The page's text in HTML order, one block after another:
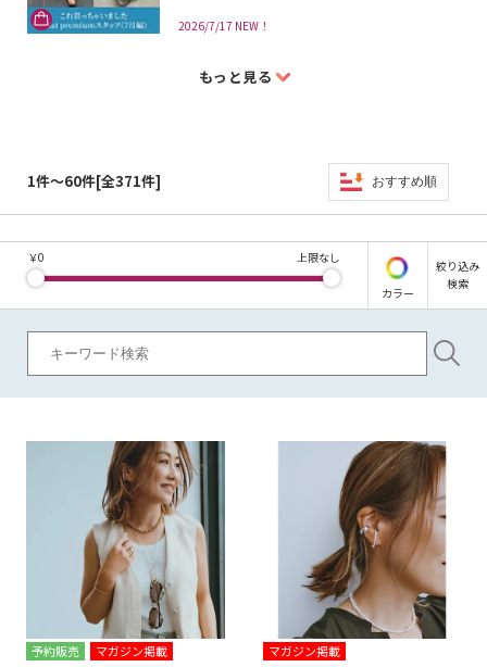
2026/7/17 NEW！
もっと見る
1件～60件[全371件] おすすめ順
￥0 上限なし
カラー
絞り込み
検索
予約販売
マガジン掲載
マガジン掲載